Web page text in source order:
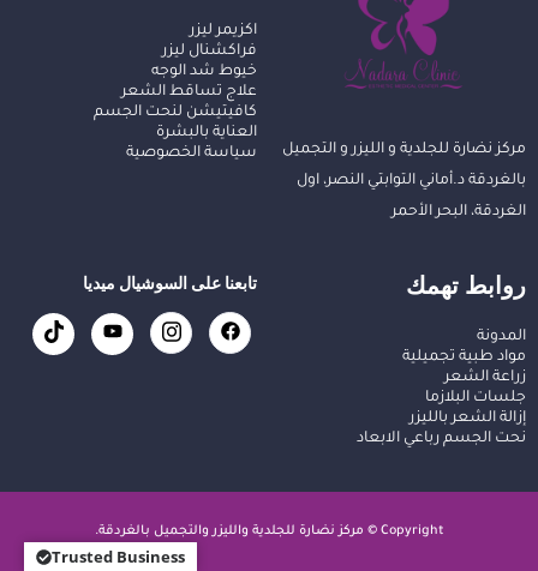
Trusted Business
مركز نضارة للجلدية و الليزر و التجميل
بالغردقة د.أماني التوابتي النصر، اول
الغردقة، البحر الأحمر
اكزيمر ليزر
فراكشنال ليزر
خيوط شد الوجه
علاج تساقط الشعر
كافيتيشن لنحت الجسم
العناية بالبشرة
سياسة الخصوصية
روابط تهمك
المدونة
مواد طبية تجميلية
زراعة الشعر
جلسات البلازما
إزالة الشعر بالليزر
نحت الجسم رباعي الابعاد
تابعنا على السوشيال ميديا
Copyright © مركز نضارة للجلدية والليزر والتجميل بالغردقة.